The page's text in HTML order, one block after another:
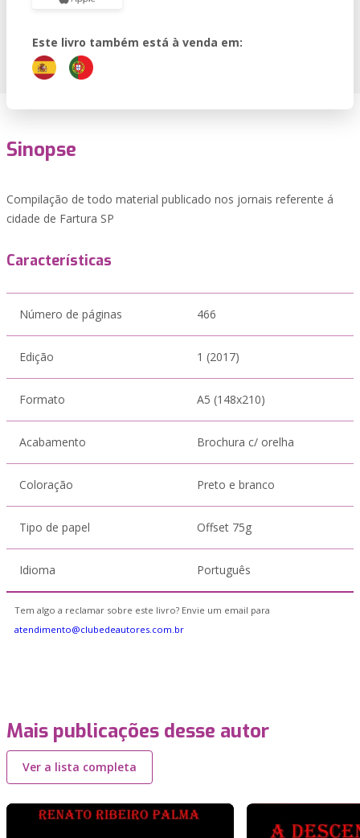
Este livro também está à venda em:
Sinopse
Compilação de todo material publicado nos jornais referente á
cidade de Fartura SP
Características
Número de páginas 466
Edição 1 (2017)
Formato A5 (148x210)
Acabamento Brochura c/ orelha
Coloração Preto e branco
Tipo de papel Offset 75g
Idioma Português
Tem algo a reclamar sobre este livro? Envie um email para
atendimento@clubedeautores.com.br
Mais publicações desse autor
Ver a lista completa